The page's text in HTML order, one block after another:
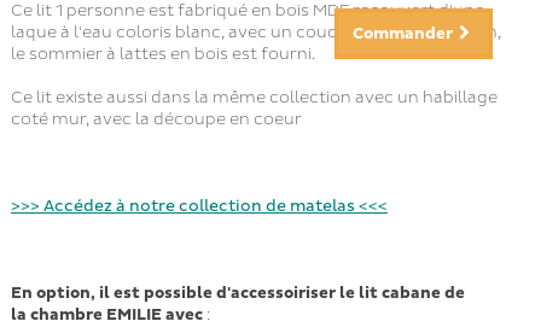
Commander
Ce lit 1 personne est fabriqué en bois MDF recouvert d'une
laque à l'eau coloris blanc, avec un couchage en 90x200 cm,
le sommier à lattes en bois est fourni.
Ce lit existe aussi dans la même collection avec un habillage
coté mur, avec la découpe en coeur
>>> Accédez à notre collection de matelas <<<
En option, il est possible d'accessoiriser le litcabanede
la chambreEMILIE avec: